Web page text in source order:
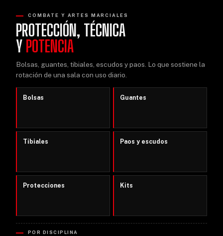
COMBATE Y ARTES MARCIALES
PROTECCIÓN, TÉCNICA
Y POTENCIA
Bolsas, guantes, tibiales, escudos y paos. Lo que sostiene la
rotación de una sala con uso diario.
Bolsas Guantes
Tibiales Paos y escudos
Protecciones Kits
POR DISCIPLINA